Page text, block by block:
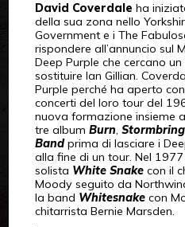
David Coverdale ha
della sua zona nello
Government e i The
rispondere all’annuncio sul
Deep Purple che cercano
sostituire Ian Gillian.
Purple perché ha aperto
concerti del loro tour del
nuova formazione insieme
tre album Burn,
Bandprima di lasciare i
alla fine di un tour. Nel
solista White Snakecon il
Moody seguito da
la band Whitesnake con
chitarrista Bernie Marsden.